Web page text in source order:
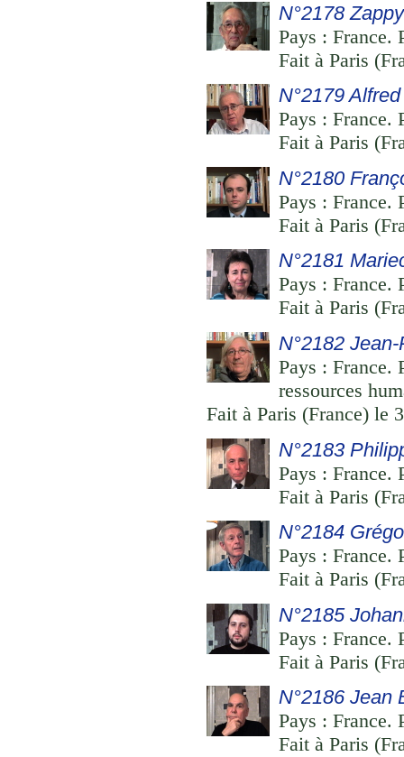
N°2178
Pays : France.
Fait à Paris
N°2179
Pays : France.
Fait à Paris
N°2180
Pays : France.
Fait à Paris
N°2181
Pays : France.
Fait à Paris
N°2182
Pays : France.
ressources
Fait à Paris (France) le
N°2183
Pays : France.
Fait à Paris
N°2184
Pays : France.
Fait à Paris
N°2185
Pays : France.
Fait à Paris
N°2186 Jean
Pays : France.
Fait à Paris